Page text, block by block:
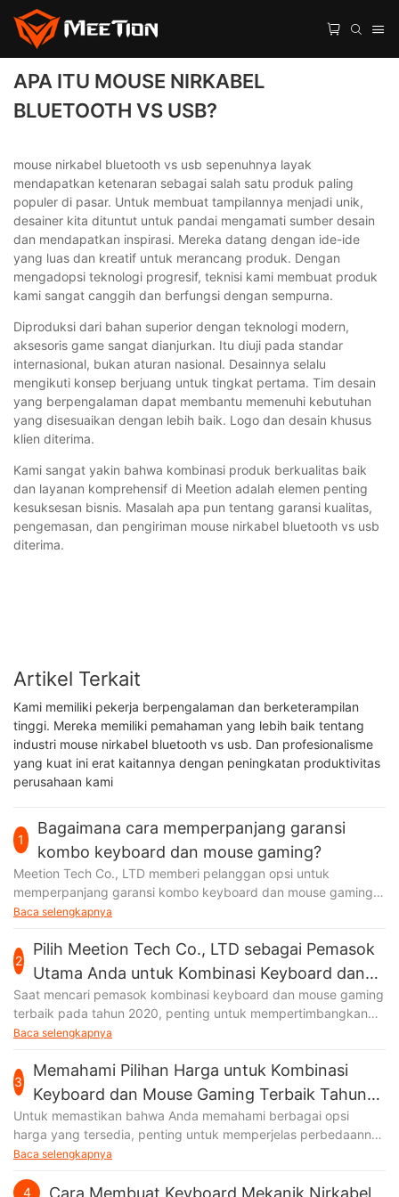
APA ITU MOUSE NIRKABEL
BLUETOOTH VS USB?
mouse nirkabel bluetooth vs usb sepenuhnya layak
mendapatkan ketenaran sebagai salah satu produk paling
populer di pasar. Untuk membuat tampilannya menjadi unik,
desainer kita dituntut untuk pandai mengamati sumber desain
dan mendapatkan inspirasi. Mereka datang dengan ide-ide
yang luas dan kreatif untuk merancang produk. Dengan
mengadopsi teknologi progresif, teknisi kami membuat produk
kami sangat canggih dan berfungsi dengan sempurna.
Diproduksi dari bahan superior dengan teknologi modern,
aksesoris game sangat dianjurkan. Itu diuji pada standar
internasional, bukan aturan nasional. Desainnya selalu
mengikuti konsep berjuang untuk tingkat pertama. Tim desain
yang berpengalaman dapat membantu memenuhi kebutuhan
yang disesuaikan dengan lebih baik. Logo dan desain khusus
klien diterima.
Kami sangat yakin bahwa kombinasi produk berkualitas baik
dan layanan komprehensif di Meetion adalah elemen penting
kesuksesan bisnis. Masalah apa pun tentang garansi kualitas,
pengemasan, dan pengiriman mouse nirkabel bluetooth vs usb
diterima.
Artikel Terkait
Kami memiliki pekerja berpengalaman dan berketerampilan
tinggi. Mereka memiliki pemahaman yang lebih baik tentang
industri mouse nirkabel bluetooth vs usb. Dan profesionalisme
yang kuat ini erat kaitannya dengan peningkatan produktivitas
perusahaan kami
1
Bagaimana cara memperpanjang garansi
kombo keyboard dan mouse gaming?
Meetion Tech Co., LTD memberi pelanggan opsi untuk
memperpanjang garansi kombo keyboard dan mouse gaming.
Dengan cara ini, kami berharap pelanggan kami akan merasa
Baca selengkapnya
2
Pilih Meetion Tech Co., LTD sebagai Pemasok
Utama Anda untuk Kombinasi Keyboard dan
Mouse Gaming Terbaik di 2020
Saat mencari pemasok kombinasi keyboard dan mouse gaming
terbaik pada tahun 2020, penting untuk mempertimbangkan
kebutuhan dan kebutuhan spesifik Anda. Memilih a
Baca selengkapnya
3
Memahami Pilihan Harga untuk Kombinasi
Keyboard dan Mouse Gaming Terbaik Tahun
2020 oleh Meetion Tech Co., LTD
Untuk memastikan bahwa Anda memahami berbagai opsi
harga yang tersedia, penting untuk memperjelas perbedaannya
dan menghubungi Meetion Tech Co., LTD secara langsung. Ini
Baca selengkapnya
4 Cara Membuat Keyboard Mekanik Nirkabel